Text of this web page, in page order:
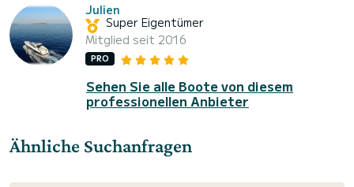
Julien
Super Eigentümer
Mitglied seit 2016
PRO
Sehen Sie alle Boote von diesem
professionellen Anbieter
Ähnliche Suchanfragen